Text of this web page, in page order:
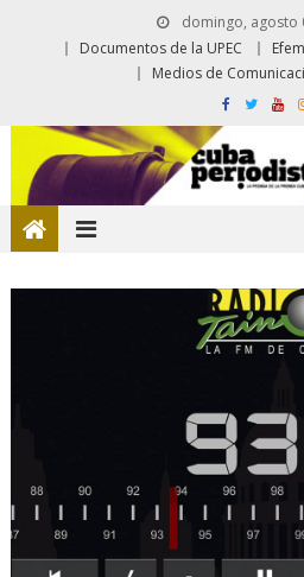
domingo, agosto
Documentos de la UPEC
Medios de